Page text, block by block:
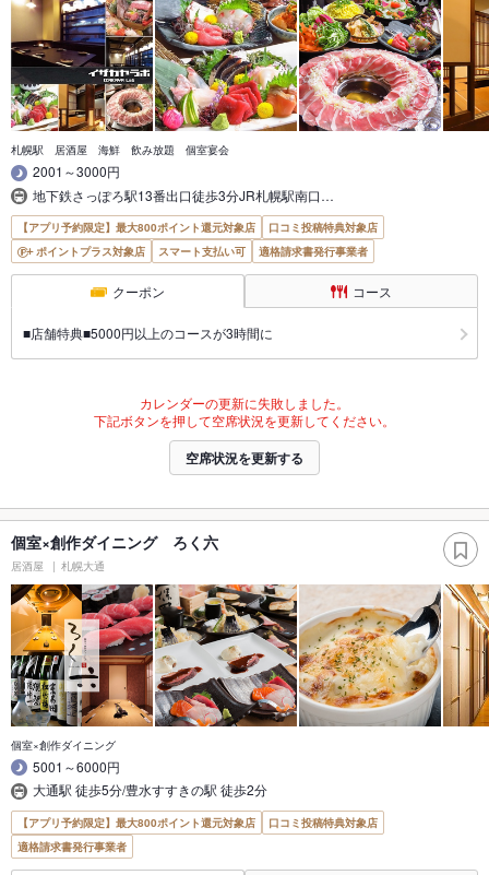
札幌駅 居酒屋 海鮮 飲み放題 個室宴会
2001～3000円
地下鉄さっぽろ駅13番出口徒歩3分JR札幌駅南口…
【アプリ予約限定】最大800ポイント還元対象店
口コミ投稿特典対象店
ポイントプラス対象店
スマート支払い可 適格請求書発行事業者
クーポン コース
■店舗特典■5000円以上のコースが3時間に
カレンダーの更新に失敗しました。
下記ボタンを押して空席状況を更新してください。
空席状況を更新する
個室×創作ダイニング ろく六
居酒屋 札幌大通
個室×創作ダイニング
5001～6000円
大通駅 徒歩5分/豊水すすきの駅 徒歩2分
【アプリ予約限定】最大800ポイント還元対象店
口コミ投稿特典対象店
適格請求書発行事業者